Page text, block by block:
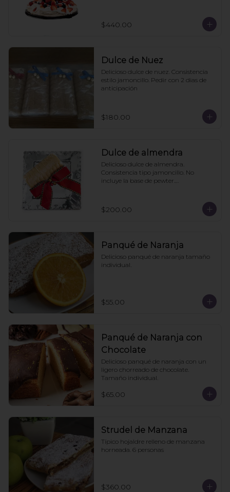
$440.00
Dulce de Nuez
Delicioso dulce de nuez. Consistencia
estilo jamoncillo. Pedir con 2 dias de
anticipación
$180.00
Dulce de almendra
Delicioso dulce de almendra.
Consistencia tipo jamoncillo. No
incluye la base de pewter.
$200.00
Panqué de Naranja
Delicioso panqué de naranja tamaño
individual.
$55.00
Panqué de Naranja con
Chocolate
Delicioso panqué de naranja con un
ligero chorreado de chocolate.
Tamaño individual.
$65.00
Strudel de Manzana
Típico hojaldre relleno de manzana
horneada. 6 personas
$360.00